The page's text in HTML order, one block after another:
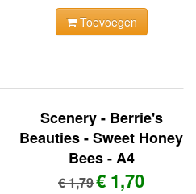
Toevoegen
Scenery - Berrie's
Beauties - Sweet Honey
Bees - A4
€ 1,79€ 1,70